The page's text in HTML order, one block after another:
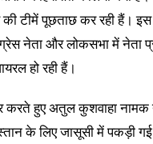
टीमें पूछताछ कर रही हैं।
नेता और लोकसभा में नेता
हो रही हैं।
करते हुए अतुल कुशवाहा
के लिए जासूसी में पकड़ी गई